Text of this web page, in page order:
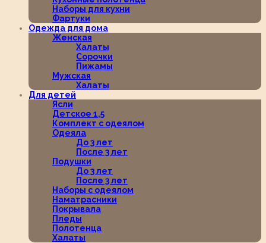
Наборы для кухни
Фартуки
Одежда для дома
Женская
Халаты
Сорочки
Пижамы
Мужская
Халаты
Для детей
Ясли
Детское 1,5
Комплект с одеялом
Одеяла
До 3 лет
После 3 лет
Подушки
До 3 лет
После 3 лет
Наборы с одеялом
Наматрасники
Покрывала
Пледы
Полотенца
Халаты